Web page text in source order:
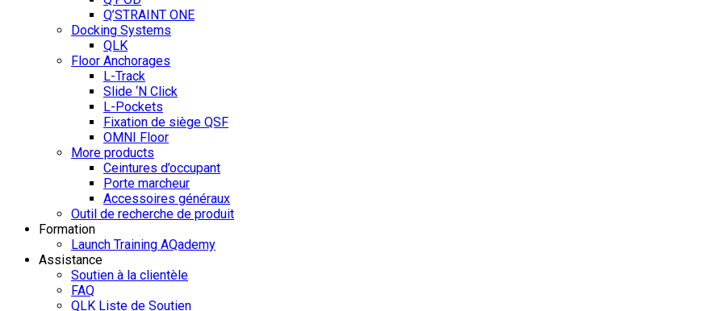
Q’STRAINT ONE
Docking Systems
QLK
Floor Anchorages
L-Track
Slide ‘N Click
L-Pockets
Fixation de siège QSF
OMNI Floor
More products
Ceintures d’occupant
Porte marcheur
Accessoires généraux
Outil de recherche de produit
Formation
Launch Training AQademy
Assistance
Soutien à la clientèle
FAQ
QLK Liste de Soutien